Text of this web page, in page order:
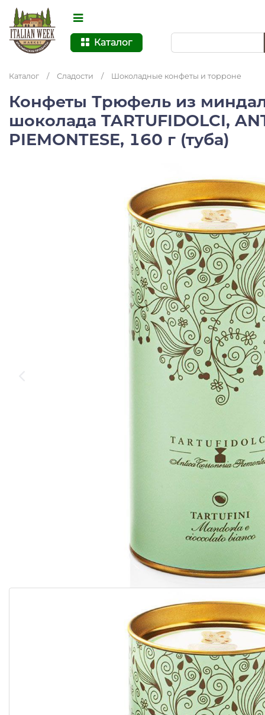
Каталог
Каталог / Сладости / Шоколадные конфеты и торроне
Конфеты Трюфель из
шоколада TARTUFIDOLCI,
PIEMONTESE, 160 г (туба)